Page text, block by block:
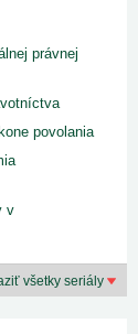
právnej
povolania
v
všetky seriály